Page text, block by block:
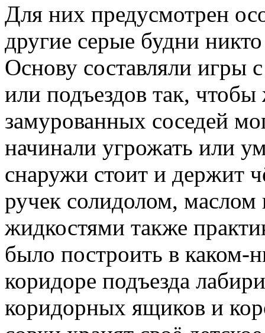
Для них предусмотрен
другие серые будни
Основу составляли игры
или подъездов так,
замурованных соседей
начинали угрожать или
снаружи стоит и держит
ручек солидолом,
жидкостями также
было построить в каком-
коридоре подъезда
коридорных ящиков и